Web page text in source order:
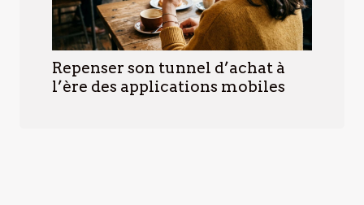
Repenser son tunnel d’achat à
l’ère des applications mobiles